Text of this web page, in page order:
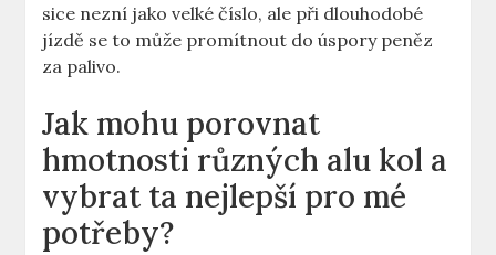
sice nezní jako velké číslo, ale při dlouhodobé
jízdě se to může promítnout do úspory peněz
za palivo.
Jak mohu porovnat
hmotnosti různých alu kol a
vybrat ta nejlepší pro mé
potřeby?